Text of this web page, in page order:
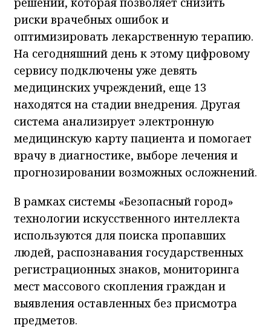
риски врачебных ошибок и
оптимизировать лекарственную терапию.
На сегодняшний день к этому цифровому
сервису подключены уже девять
медицинских учреждений, еще 13
находятся на стадии внедрения. Другая
система анализирует электронную
медицинскую карту пациента и помогает
врачу в диагностике, выборе лечения и
прогнозировании возможных осложнений.
В рамках системы «Безопасный город»
технологии искусственного интеллекта
используются для поиска пропавших
людей, распознавания государственных
регистрационных знаков, мониторинга
мест массового скопления граждан и
выявления оставленных без присмотра
предметов.